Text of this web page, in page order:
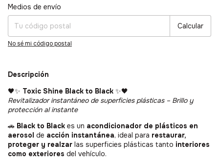
Entregas para el CP:
Medios de envío
Calcular
No sé mi código postal
Descripción
🖤✨ Toxic Shine Black to Black ✨🖤
Revitalizador instantáneo de superficies plásticas – Brillo y
protección al instante
🚗 Black to Black es un acondicionador de plásticos en
aerosol de acción instantánea, ideal para restaurar,
proteger y realzar las superficies plásticas tanto interiores
como exteriores del vehículo.